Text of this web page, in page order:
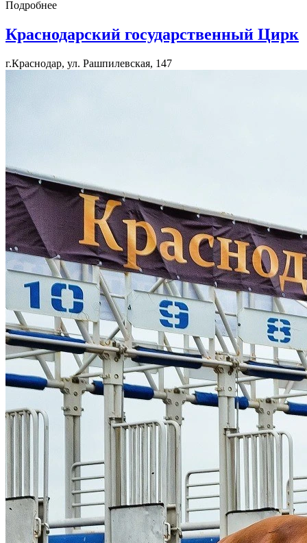
Подробнее
Краснодарский государственный Цирк
г.Краснодар, ул. Рашпилевская, 147